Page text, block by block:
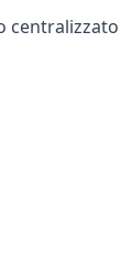
centralizzato